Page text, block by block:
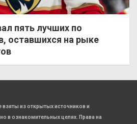
пять лучших по
оставшихся на рыке
из открытых источников и
в ознакомительных целях. Права на